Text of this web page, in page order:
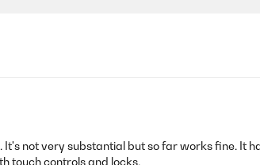
not very substantial but so far works fine. It
touch controls and locks.